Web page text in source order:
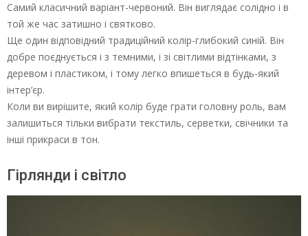
Самий класичний варіант-червоний. Він виглядає солідно і в
той же час затишно і святково.
Ще один відповідний традиційний колір-глибокий синій. Він
добре поєднується і з темними, і зі світлими відтінками, з
деревом і пластиком, і тому легко впишеться в будь-який
інтер’єр.
Коли ви вирішите, який колір буде грати головну роль, вам
залишиться тільки вибрати текстиль, серветки, свічники та
інші прикраси в тон.
Гірлянди і світло